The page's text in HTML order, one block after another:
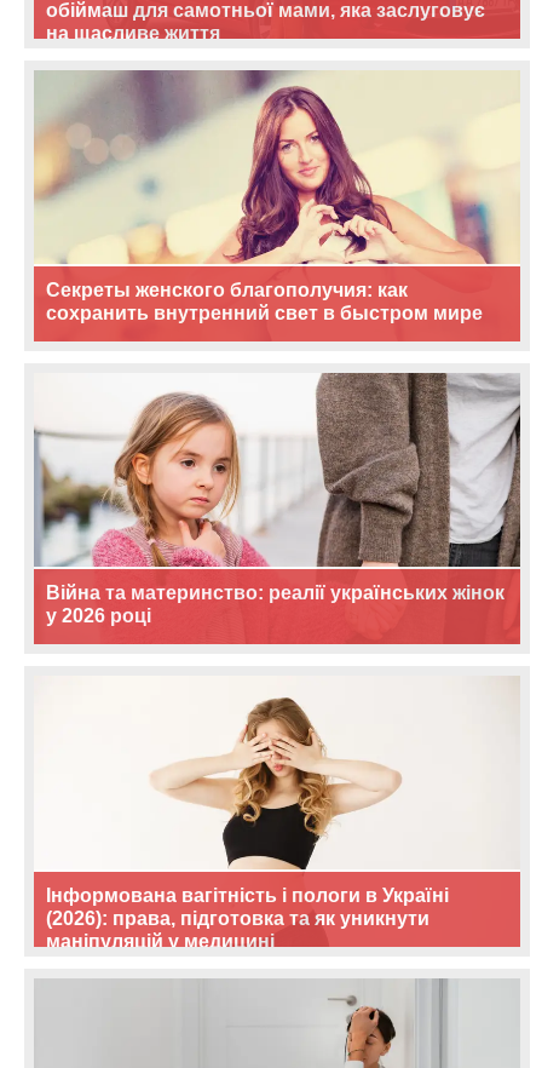
обіймаш для самотньої мами, яка заслуговує
на щасливе життя
Секреты женского благополучия: как
сохранить внутренний свет в быстром мире
Війна та материнство: реалії українських жінок
у 2026 році
Інформована вагітність і пологи в Україні
(2026): права, підготовка та як уникнути
маніпуляцій у медицині